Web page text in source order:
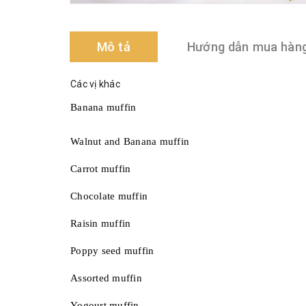
Mô tả Hướng dẫn mua
Các vị khác
Banana muffin
Walnut and Banana muffin
Carrot muffin
Chocolate muffin
Raisin muffin
Poppy seed muffin
Assorted muffin